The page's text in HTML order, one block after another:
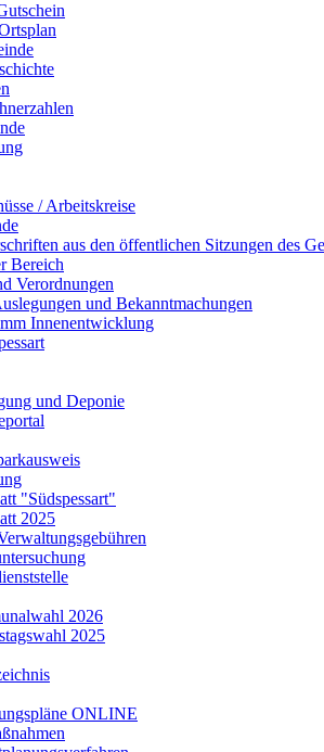
/ Arbeitskreise
aus den öffentlichen Sitzungen des
Bereich
Verordnungen
und Bekanntmachungen
Innenentwicklung
und Deponie
"Südspessart"
2025
2026
2025
ONLINE